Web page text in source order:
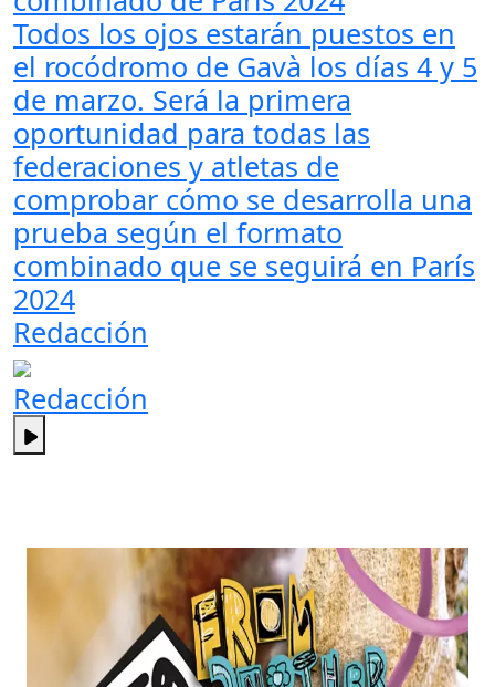
Todos los ojos estarán puestos en
el rocódromo de Gavà los días 4 y 5
de marzo. Será la primera
oportunidad para todas las
federaciones y atletas de
comprobar cómo se desarrolla una
prueba según el formato
combinado que se seguirá en París
2024
Redacción
Redacción